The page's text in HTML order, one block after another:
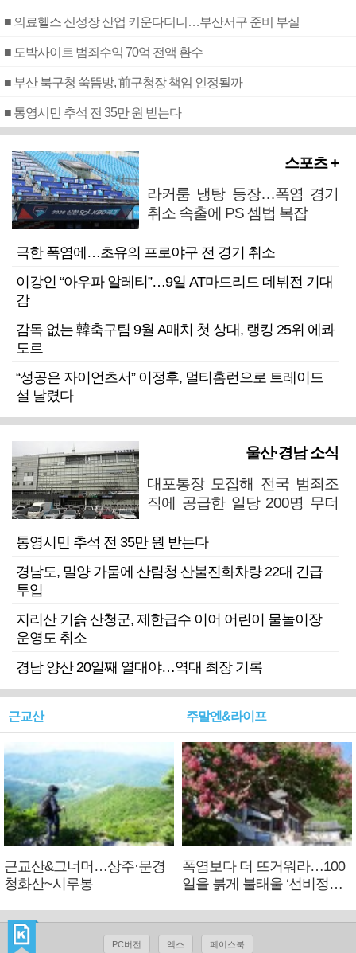
■ 의료헬스 신성장 산업 키운다더니…부산서구 준비 부실
■ 도박사이트 범죄수익 70억 전액 환수
■ 부산 북구청 쑥뜸방, 前구청장 책임 인정될까
■ 통영시민 추석 전 35만 원 받는다
스포츠 +
라커룸 냉탕 등장…폭염 경기
취소 속출에 PS 셈법 복잡
극한 폭염에…초유의 프로야구 전 경기 취소
이강인 “아우파 알레티”…9일 AT마드리드 데뷔전 기대
감
감독 없는 韓축구팀 9월 A매치 첫 상대, 랭킹 25위 에콰
도르
“성공은 자이언츠서” 이정후, 멀티홈런으로 트레이드
설 날렸다
울산·경남 소식
대포통장 모집해 전국 범죄조
직에 공급한 일당 200명 무더
통영시민 추석 전 35만 원 받는다
경남도, 밀양 가뭄에 산림청 산불진화차량 22대 긴급
투입
지리산 기슭 산청군, 제한급수 이어 어린이 물놀이장
운영도 취소
경남 양산 20일째 열대야…역대 최장 기록
근교산
근교산&그너머…상주·문경
청화산~시루봉
주말엔&라이프
폭염보다 더 뜨거워라…100
일을 붉게 불태울 ‘선비정신’
PC버전 엑스 페이스북